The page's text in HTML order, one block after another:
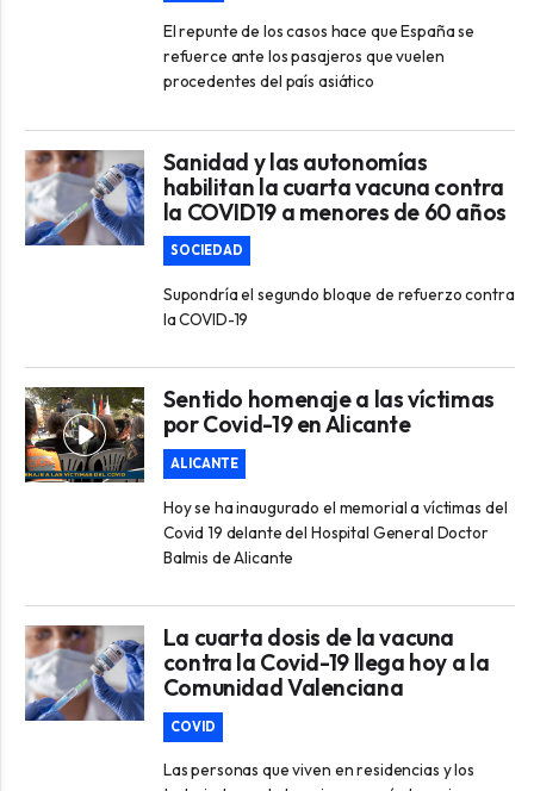
El repunte de los casos hace que España se
refuerce ante los pasajeros que vuelen
procedentes del país asiático
Sanidad y las autonomías
habilitan la cuarta vacuna contra
la COVID19 a menores de 60 años
SOCIEDAD
Supondría el segundo bloque de refuerzo contra
la COVID-19
Sentido homenaje a las víctimas
por Covid-19 en Alicante
ALICANTE
Hoy se ha inaugurado el memorial a víctimas del
Covid 19 delante del Hospital General Doctor
Balmis de Alicante
La cuarta dosis de la vacuna
contra la Covid-19 llega hoy a la
Comunidad Valenciana
COVID
Las personas que viven en residencias y los